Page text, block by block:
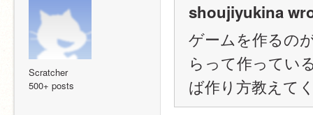
Scratcher
500+ posts
shoujiyukina
ゲームを作るの
らって作ってい
ば作り方教えて